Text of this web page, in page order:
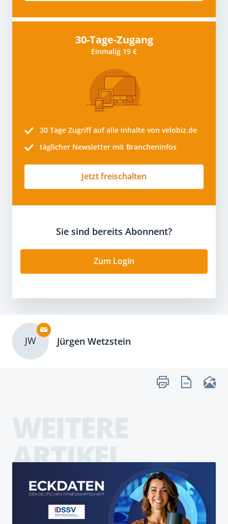
30-Tage-Zugang
Einmalig 19 €
30 Tage Zugriff auf alle Inhalte von velobiz.de
täglicher Newsletter mit Brancheninfos
Jetzt freischalten
Sie sind bereits Abonnent?
Zum Login
JW Jürgen Wetzstein
ARTIKEL